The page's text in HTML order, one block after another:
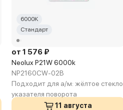
6000K
Стандарт
от 1 576 ₽
Neolux P21W 6000k
NP2160CW-02B
Подходит для а/м: жёлтое стекло
указателя поворота
11 августа